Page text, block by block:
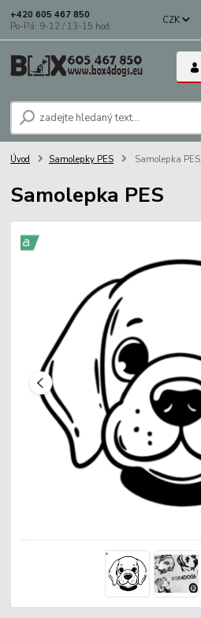
CZK
+420 605 467 850
Po-Pá: 9-12 / 13-15 hod.
Úvod Samolepky PES Samolepka PES
Samolepka PES